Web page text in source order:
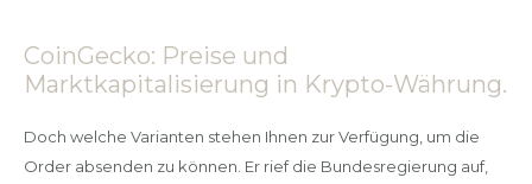
CoinGecko: Preise und
Marktkapitalisierung in Krypto-Währung.
Doch welche Varianten stehen Ihnen zur Verfügung, um die
Order absenden zu können. Er rief die Bundesregierung auf,